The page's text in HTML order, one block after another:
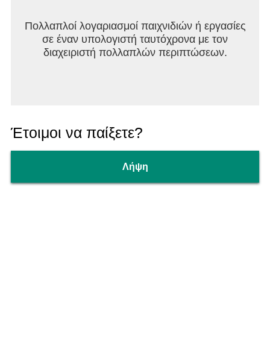
Πολλαπλοί λογαριασμοί παιχνιδιών ή εργασίες
σε έναν υπολογιστή ταυτόχρονα με τον
διαχειριστή πολλαπλών περιπτώσεων.
Έτοιμοι να παίξετε?
Λήψη